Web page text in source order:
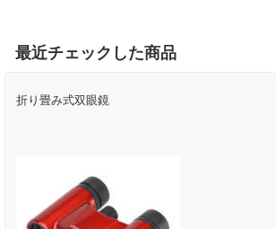
最近チェックした商品
折り畳み式双眼鏡